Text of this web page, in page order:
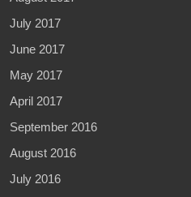
July 2017
June 2017
May 2017
April 2017
September 2016
August 2016
July 2016